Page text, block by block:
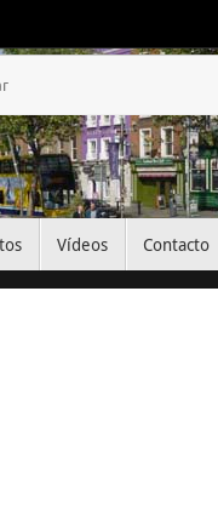
Vídeos Contacto